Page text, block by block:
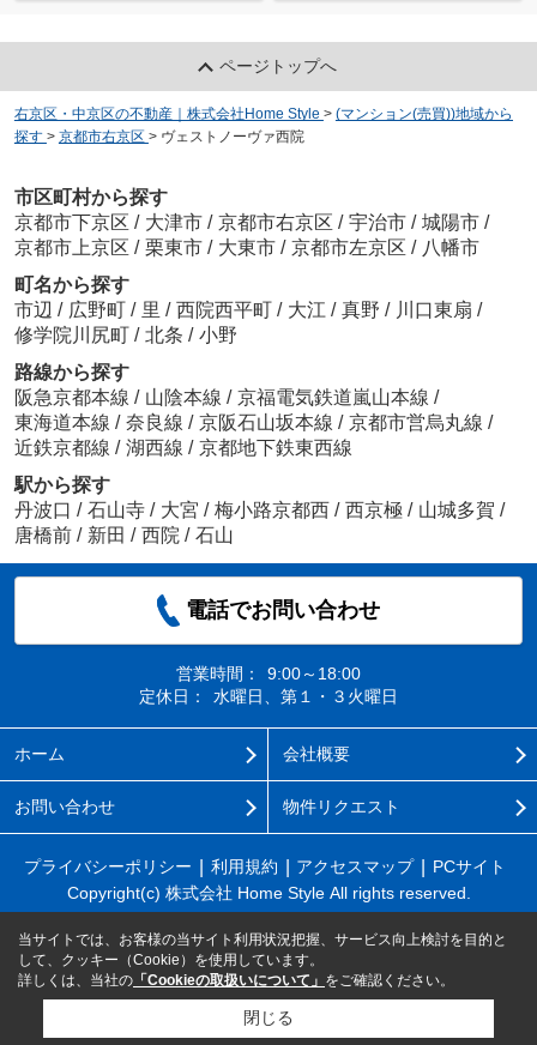
ページトップへ
右京区・中京区の不動産｜株式会社Home Style > (マンション(売買))地域から
探す > 京都市右京区 > ヴェストノーヴァ西院
市区町村から探す
京都市下京区 / 大津市 / 京都市右京区 / 宇治市 / 城陽市 /
京都市上京区 / 栗東市 / 大東市 / 京都市左京区 / 八幡市
町名から探す
市辺 / 広野町 / 里 / 西院西平町 / 大江 / 真野 / 川口東扇 /
修学院川尻町 / 北条 / 小野
路線から探す
阪急京都本線 / 山陰本線 / 京福電気鉄道嵐山本線 /
東海道本線 / 奈良線 / 京阪石山坂本線 / 京都市営烏丸線 /
近鉄京都線 / 湖西線 / 京都地下鉄東西線
駅から探す
丹波口 / 石山寺 / 大宮 / 梅小路京都西 / 西京極 / 山城多賀 /
唐橋前 / 新田 / 西院 / 石山
電話でお問い合わせ
営業時間：
9:00～18:00
定休日：
水曜日、第１・３火曜日
ホーム 会社概要
お問い合わせ 物件リクエスト
プライバシーポリシー 利用規約 アクセスマップ
PCサイト
Copyright(c) 株式会社 Home Style All rights reserved.
当サイトでは、お客様の当サイト利用状況把握、サービス向上検討を目的と
して、クッキー（Cookie）を使用しています。
詳しくは、当社の 「Cookieの取扱いについて」 をご確認ください。
閉じる